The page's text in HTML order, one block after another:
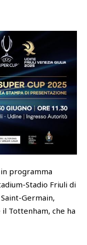
Universidad Europea
in programma
Stadio Friuli di
Germain,
Tottenham, che ha